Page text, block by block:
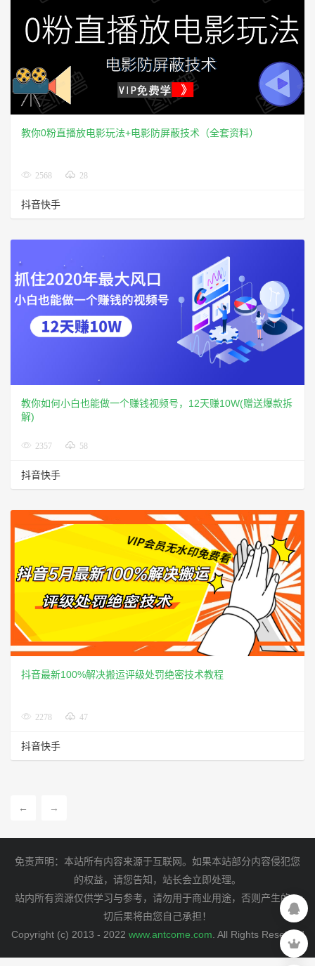
教你0粉直播放电影玩法+电影防屏蔽技术（全套资料）
2568 28
抖音快手
教你如何小白也能做一个赚钱视频号，12天赚10W(赠送爆款拆
解)
2357 58
抖音快手
抖音最新100%解决搬运评级处罚绝密技术教程
2278 47
抖音快手
← →
免责声明：本站所有内容来源于互联网。如果本站部分内容侵犯您
的权益，请您告知，站长会立即处理。
站内所有资源仅供学习与参考，请勿用于商业用途，否则产生的一
切后果将由您自己承担！
Copyright (c) 2013 - 2022 www.antcome.com . All Rights Reserved